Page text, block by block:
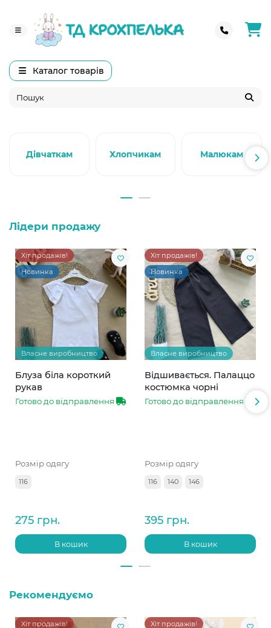
Каталог товарів
Дівчаткам Хлопчикам Малюкам
Лідери продажу
Хіт продажів!
Новинка
Власне виробництво
Блуза біла короткий
рукав
Готово до відправлення
Розмір одягу
116
275 грн.
В кошик
Хіт продажів!
Новинка
Власне виробництво
Відшивається. Палаццо
костюмка чорні
Готово до відправлення
Розмір одягу
116 140 146
395 грн.
В кошик
Рекомендуємо
Хіт продажів!
Хіт продажів!